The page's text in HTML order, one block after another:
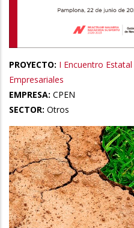
PROYECTO: I Encuentro
Empresariales
EMPRESA: CPEN
SECTOR: Otros